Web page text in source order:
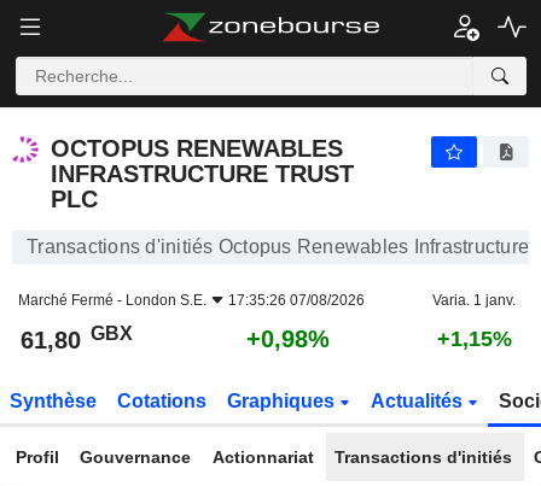
OCTOPUS RENEWABLES INFRASTRUCTURE TRUST
OCTOPUS RENEWABLES
INFRASTRUCTURE TRUST
PLC
Transactions d'initiés Octopus Renewables Infrastructure
Marché Fermé - London S.E. 17:35:26 07/08/2026 Varia. 1 janv.
61,80 GBX +0,98% +1,15%
Synthèse Cotations Graphiques Actualités
Profil Gouvernance Actionnariat Transactions d'initiés